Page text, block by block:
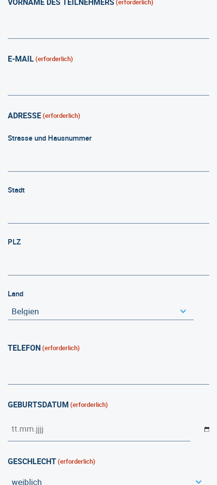
VORNAME DES TEILNEHMERS(erforderlich)
E-MAIL(erforderlich)
ADRESSE(erforderlich)
Strasse und Hausnummer
Stadt
PLZ
Land
TELEFON(erforderlich)
GEBURTSDATUM (erforderlich)
GESCHLECHT(erforderlich)